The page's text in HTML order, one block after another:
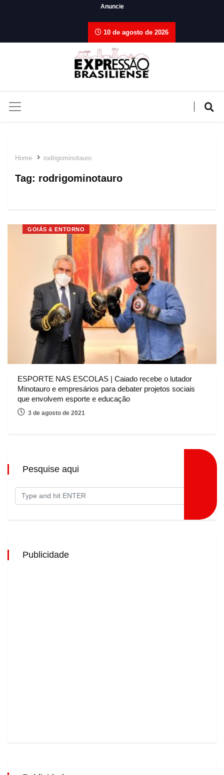
Anuncie
10 de agosto de 2026
Home rodrigominotauro
Tag: rodrigominotauro
GOIÁS & ENTORNO
ESPORTE NAS ESCOLAS | Caiado recebe o lutador
Minotauro e empresários para debater projetos sociais
que envolvem esporte e educação
3 de agosto de 2021
Pesquise aqui
Publicidade